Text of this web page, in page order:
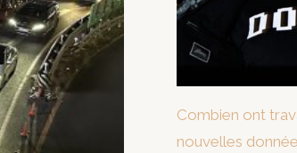
Combien ont
nouvelles